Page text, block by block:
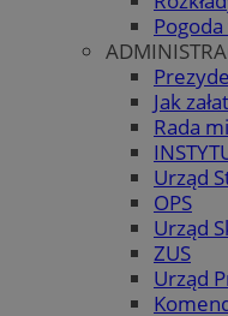
Jak
Rada
Urząd
OPS
Urząd
ZUS
Urząd